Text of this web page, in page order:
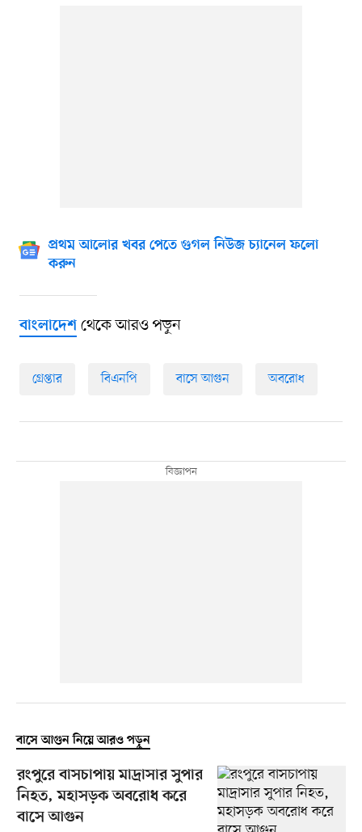
প্রথম আলোর খবর পেতে গুগল নিউজ চ্যানেল ফলো
করুন
বাংলাদেশথেকে আরও পড়ুন
গ্রেপ্তার বিএনপি বাসে আগুন অবরোধ
বাসে আগুন নিয়ে আরও পড়ুন
রংপুরে বাসচাপায় মাদ্রাসার সুপার
নিহত, মহাসড়ক অবরোধ করে
বাসে আগুন